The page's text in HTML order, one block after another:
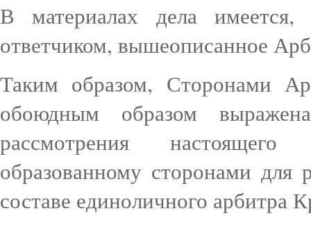
В материалах дела
ответчиком, вышеописанное
Таким образом, Сторонами
обоюдным образом
рассмотрения
образованному сторонами для
составе единоличного арбитра